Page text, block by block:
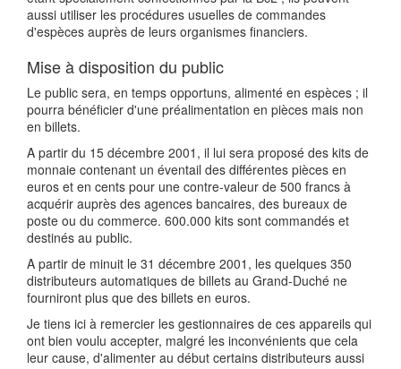
aussi utiliser les procédures usuelles de commandes
d'espèces auprès de leurs organismes financiers.
Mise à disposition du public
Le public sera, en temps opportuns, alimenté en espèces ; il
pourra bénéficier d'une préalimentation en pièces mais non
en billets.
A partir du 15 décembre 2001, il lui sera proposé des kits de
monnaie contenant un éventail des différentes pièces en
euros et en cents pour une contre-valeur de 500 francs à
acquérir auprès des agences bancaires, des bureaux de
poste ou du commerce. 600.000 kits sont commandés et
destinés au public.
A partir de minuit le 31 décembre 2001, les quelques 350
distributeurs automatiques de billets au Grand-Duché ne
fourniront plus que des billets en euros.
Je tiens ici à remercier les gestionnaires de ces appareils qui
ont bien voulu accepter, malgré les inconvénients que cela
leur cause, d'alimenter au début certains distributeurs aussi